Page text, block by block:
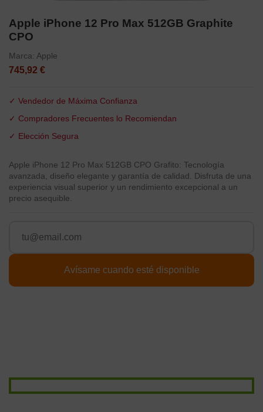
Apple iPhone 12 Pro Max 512GB Graphite
CPO
Marca: Apple
745,92 €
✓ Vendedor de Máxima Confianza
✓ Compradores Frecuentes lo Recomiendan
✓ Elección Segura
Apple iPhone 12 Pro Max 512GB CPO Grafito: Tecnología
avanzada, diseño elegante y garantía de calidad. Disfruta de una
experiencia visual superior y un rendimiento excepcional a un
precio asequible.